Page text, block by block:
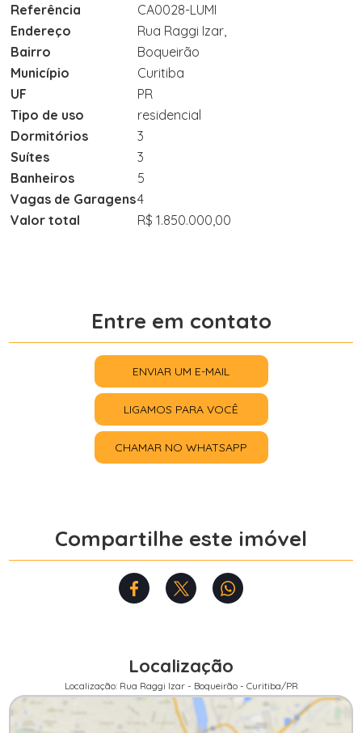
Referência
CA0028-LUMI
Endereço
Rua Raggi Izar,
Bairro
Boqueirão
Município
Curitiba
UF
PR
Tipo de uso
residencial
Dormitórios
3
Suítes
3
Banheiros
5
Vagas de Garagens4
Valor total
R$ 1.850.000,00
Entre em contato
ENVIAR UM E-MAIL
LIGAMOS PARA VOCÊ
CHAMAR NO WHATSAPP
Compartilhe este imóvel
Localização
Localização: Rua Raggi Izar - Boqueirão - Curitiba/PR